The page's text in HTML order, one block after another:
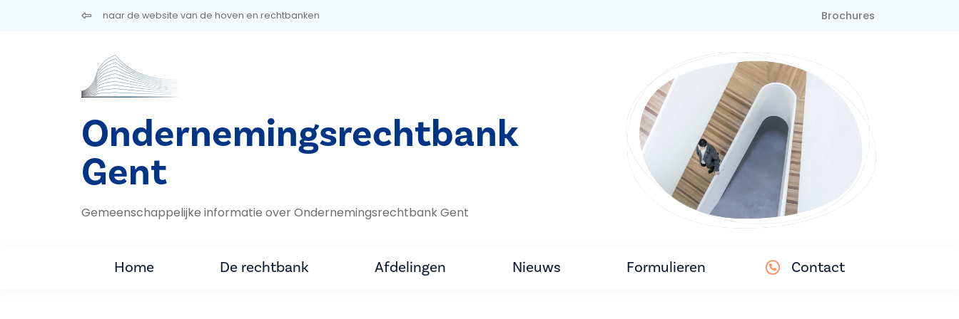
Overslaan en naar de inhoud gaannaar de website van de hoven en rechtbanken Brochures
Ondernemingsrechtbank
Gent
Gemeenschappelijke informatie over Ondernemings­rechtbank Gent
Home De rechtbank Afdelingen Nieuws Formulieren Contact